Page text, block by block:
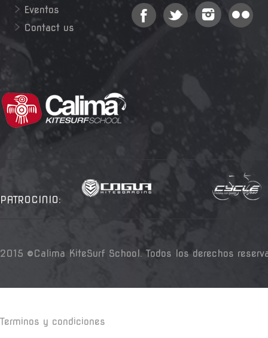
Eventos
Contact us
PATROCINIO:
2015 ©Calima KiteSurf School. Todos los derechos
Terminos y condiciones